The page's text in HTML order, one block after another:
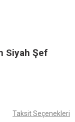
Siyah Şef
Taksit Seçenekleri